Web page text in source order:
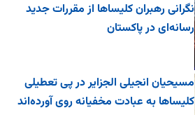
نگرانی رهبران کلیساها از مقررات جدید
رسانه‌ای در پاکستان
مسیحیان انجیلی الجزایر در پی تعطیلی
کلیساها به عبادت مخفیانه روی آورده‌اند